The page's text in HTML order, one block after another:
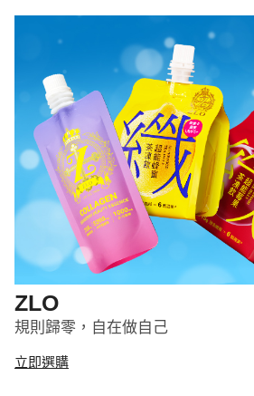
ZLO
規則歸零，自在做自己
立即選購